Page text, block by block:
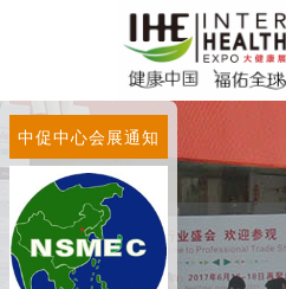
中促中心会展通知